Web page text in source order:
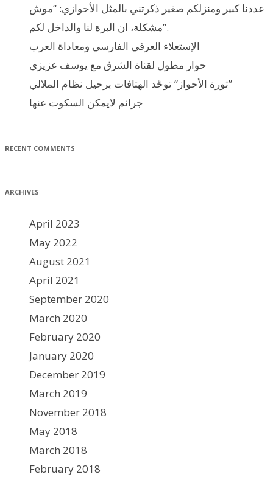
عددنا كبير ومنزلكم صغير ذكرتني بالمثل الأحوازي: “موش
مشكلة، ان البرة لنا والداخل لكم”.
الإستعلاء العرقي الفارسي ومعاداة العرب
حوار مطول لقناة الشرق مع يوسف عزيزي
ثورة الأحواز” توحّد الهتافات برحيل نظام الملالي”
جرائم لايمكن السكوت عنها
RECENT COMMENTS
ARCHIVES
April 2023
May 2022
August 2021
April 2021
September 2020
March 2020
February 2020
January 2020
December 2019
March 2019
November 2018
May 2018
March 2018
February 2018